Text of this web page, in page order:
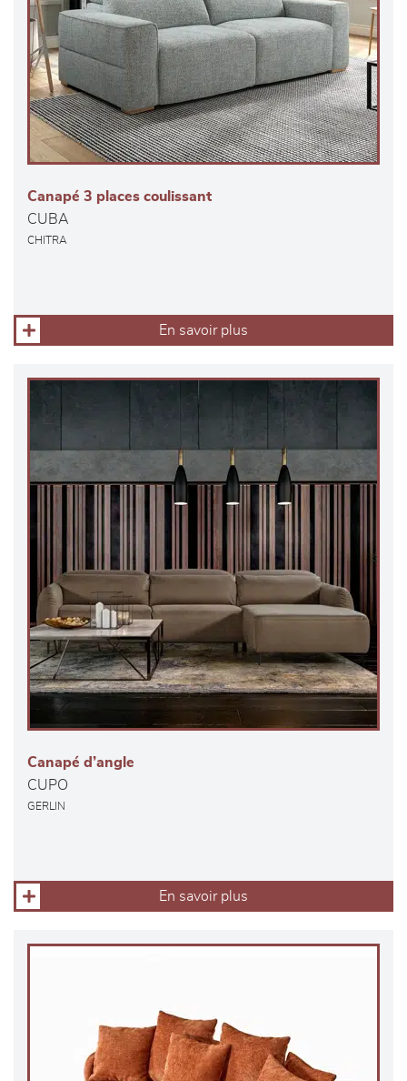
Canapé 3 places coulissant
CUBA
CHITRA
En savoir plus
Canapé d’angle
CUPO
GERLIN
En savoir plus